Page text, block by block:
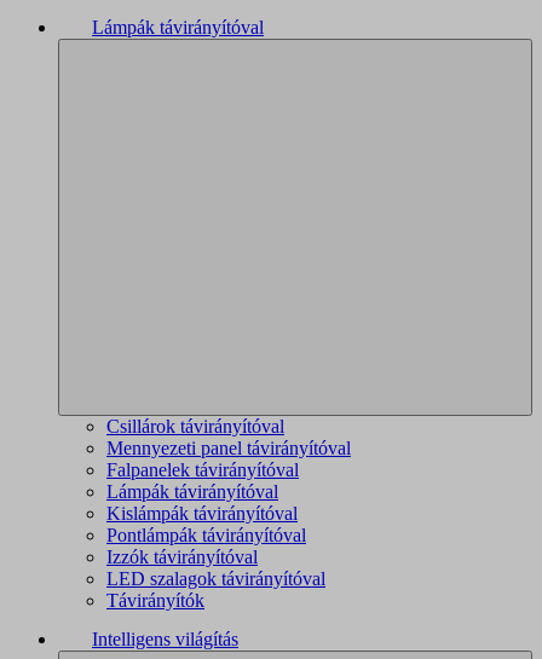
Lámpák távirányítóval
Csillárok távirányítóval
Mennyezeti panel távirányítóval
Falpanelek távirányítóval
Lámpák távirányítóval
Kislámpák távirányítóval
Pontlámpák távirányítóval
Izzók távirányítóval
LED szalagok távirányítóval
Távirányítók
Intelligens világítás